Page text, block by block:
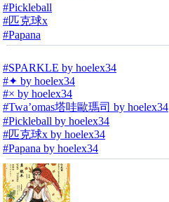
#Pickleball
#匹克球x
#Papana
#SPARKLE by hoelex34
#✦ by hoelex34
#× by hoelex34
#Twa’omas塔哇歐瑪司 by hoelex34
#Pickleball by hoelex34
#匹克球x by hoelex34
#Papana by hoelex34